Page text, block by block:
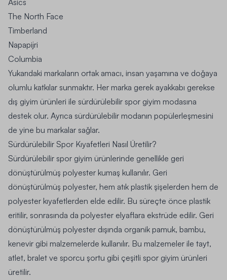
The North Face
Timberland
Napapijri
Columbia
Yukarıdaki markaların ortak amacı, insan yaşamına ve doğaya
olumlu katkılar sunmaktır. Her marka gerek ayakkabı gerekse
dış giyim ürünleri ile sürdürülebilir spor giyim modasına
destek olur. Ayrıca sürdürülebilir modanın popülerleşmesini
de yine bu markalar sağlar.
Sürdürülebilir Spor Kıyafetleri Nasıl Üretilir?
Sürdürülebilir spor giyim ürünlerinde genellikle geri
dönüştürülmüş polyester kumaş kullanılır. Geri
dönüştürülmüş polyester, hem atık plastik şişelerden hem de
polyester kıyafetlerden elde edilir. Bu süreçte önce plastik
eritilir, sonrasında da polyester elyaflara ekstrüde edilir. Geri
dönüştürülmüş polyester dışında organik pamuk, bambu,
kenevir gibi malzemelerde kullanılır. Bu malzemeler ile tayt,
atlet, bralet ve sporcu şortu gibi çeşitli spor giyim ürünleri
üretilir.